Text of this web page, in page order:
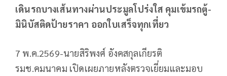
เดินรถบางเส้นทางผ่านประมูลโปร่งใส คุมเข้มรถตู้-
มินิบัสติดป้ายราคา ออกใบเสร็จทุกเที่ยว
7 พ.ค.2569-นายสิริพงศ์ อังคสกุลเกียรติ
รมช.คมนาคม เปิดเผยภายหลังตรวจเยี่ยมและมอบ